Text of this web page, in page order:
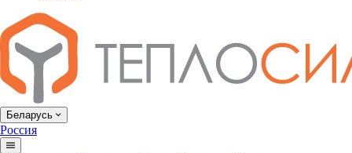
Беларусь
Россия